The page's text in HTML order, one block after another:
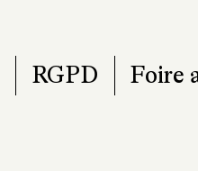
RGPD Foire